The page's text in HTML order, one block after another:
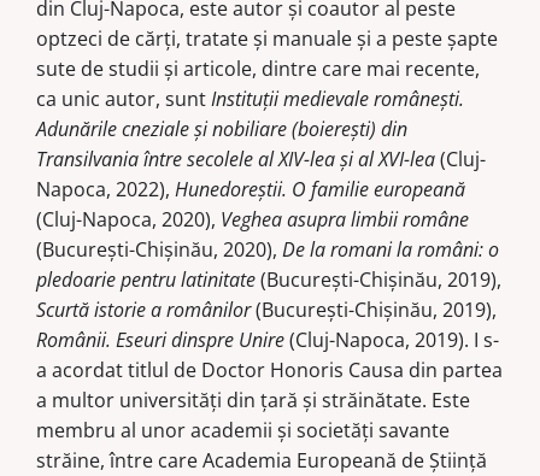
Transilvania
din Cluj-Napoca, este autor şi coautor al peste
optzeci de cărţi, tratate şi manuale şi a peste şapte
sute de studii şi articole, dintre care mai recente,
ca unic autor, suntInstituţii medievale româneşti.
Adunările cneziale şi nobiliare (boiereşti) din
Transilvania între secolele al XIV-lea şi al XVI-lea(Cluj-
Napoca, 2022), Hunedoreştii. O familie europeană
(Cluj-Napoca, 2020), Veghea asupra limbii române
(Bucureşti-Chişinău, 2020), De la romani la români: o
pledoarie pentru latinitate(Bucureşti-Chişinău, 2019),
Scurtă istorie a românilor(Bucureşti-Chişinău, 2019),
Românii. Eseuri dinspre Unire(Cluj-Napoca, 2019). I s-
a acordat titlul de Doctor Honoris Causa din partea
a multor universităţi din ţară şi străinătate. Este
membru al unor academii şi societăţi savante
străine, între care Academia Europeană de Ştiinţă